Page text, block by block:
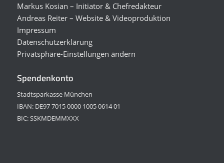
Markus Kosian – Initiator & Chefredakteur
Andreas Reiter – Website & Videoproduktion
Impressum
Datenschutzerklärung
Privatsphäre-Einstellungen ändern
Spendenkonto
Stadtsparkasse München
IBAN: DE97 7015 0000 1005 0614 01
BIC: SSKMDEMMXXX